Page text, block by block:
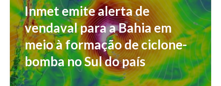
Inmet emite alerta de
vendaval para a Bahia em
meio à formação de ciclone-
bomba no Sul do país